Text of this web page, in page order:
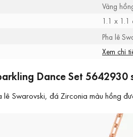
Vàng
1.1 x 1.1
Pha lê
Xem chi
Dance Set 5642930
Swarovski, đá Zirconia màu hồng